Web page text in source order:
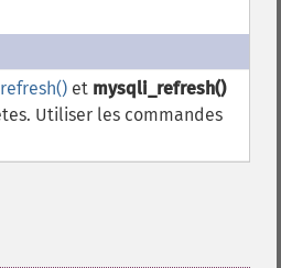
et mysqli_refresh()
Utiliser les commandes